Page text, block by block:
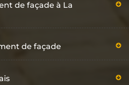
de façade à La
de façade